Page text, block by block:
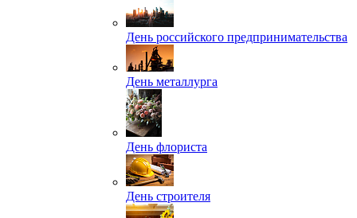
День российского предпринимательства
День металлурга
День флориста
День строителя